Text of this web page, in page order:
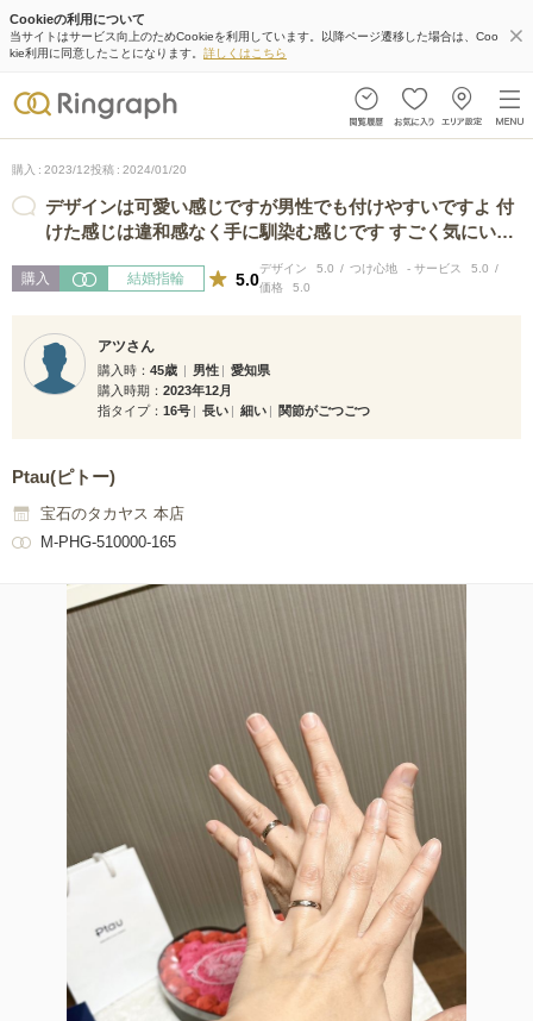
Cookieの利用について
当サイトはサービス向上のためCookieを利用しています。以降ページ遷移した場合は、Coo
kie利用に同意したことになります。 詳しくはこちら
購入 2023/12投稿 2024/01/20
デザインは可愛い感じですが男性でも付けやすいですよ 付
けた感じは違和感なく手に馴染む感じです すごく気にいり
購入 結婚指輪 5.0
デザイン 5.0 つけ心地 - サービス
5.0
価格
5.0
アツさん
購入時 45歳 男性
愛知県
購入時期
2023年12月
指タイプ
16号 長い 細い 関節がごつごつ
Ptau(ピトー)
宝石のタカヤス 本店
M-PHG-510000-165